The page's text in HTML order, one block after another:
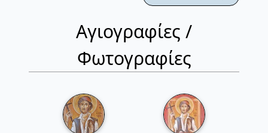
Αγιογραφίες /
Φωτογραφίες